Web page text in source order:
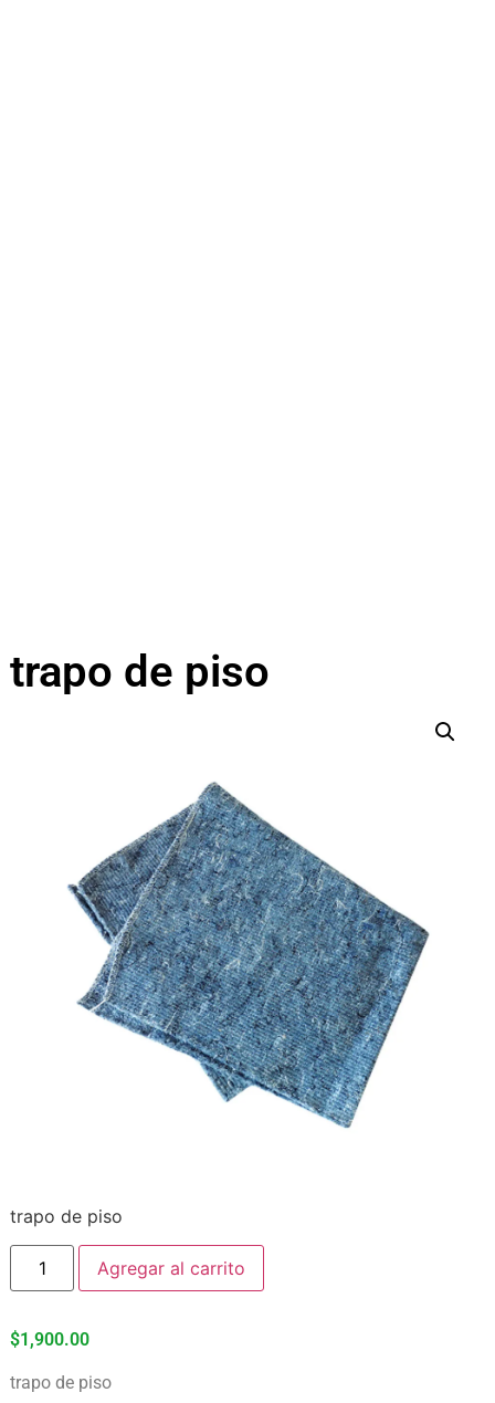
trapo de piso
trapo de piso
Agregar al carrito
$1,900.00
trapo de piso